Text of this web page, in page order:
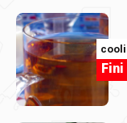
Članak
Osvojio